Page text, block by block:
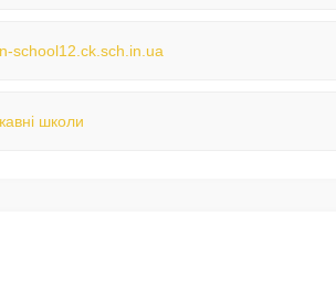
school12.ck.sch.in.ua
школи